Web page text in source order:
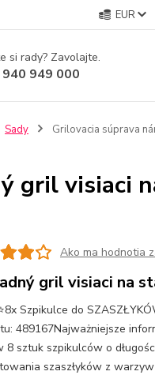
EUR
si rady? Zavolajte.
949 000
Sady Grilovacia súprava
gril visiaci
Ako ma hodnotia
gril visiaci na
Szpikulce do
489167Najważniejsze
8 sztuk szpikulców o
szaszłyków z warzyw